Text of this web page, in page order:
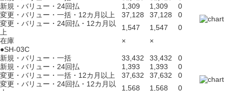
新規・バリュー・24回払
1,309 1,309
0
変更・バリュー・一括・12カ月以上
37,128 37,128
0
変更・バリュー・24回払・12カ月以
上
1,547 1,547
0
在庫
×
×
●SH-03C
新規・バリュー・一括
33,432 33,432
0
新規・バリュー・24回払
1,393 1,393
0
変更・バリュー・一括・12カ月以上
37,632 37,632
0
変更・バリュー・24回払・12カ月以
1,568 1,568
0